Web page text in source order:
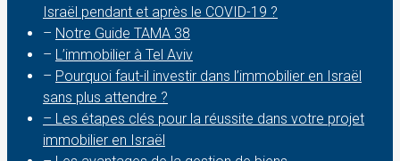
Israël pendant et après le COVID-19 ?
– Notre Guide TAMA 38
– L’immobilier à Tel Aviv
– Pourquoi faut-il investir dans l’immobilier en Israël
sans plus attendre ?
– Les étapes clés pour la réussite dans votre projet
immobilier en Israël